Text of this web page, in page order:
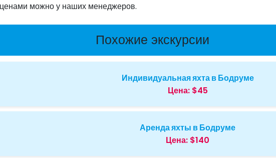
ценами можно у наших менеджеров.
Похожие экскурсии
Индивидуальная яхта в Бодруме
Цена: $45
Аренда яхты в Бодруме
Цена: $140